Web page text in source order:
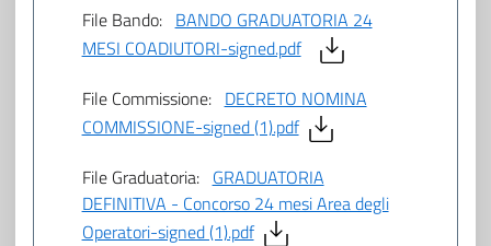
File Bando: BANDO GRADUATORIA 24
MESI COADIUTORI-signed.pdf
File Commissione: DECRETO NOMINA
COMMISSIONE-signed (1).pdf
File Graduatoria: GRADUATORIA
DEFINITIVA - Concorso 24 mesi Area degli
Operatori-signed (1).pdf